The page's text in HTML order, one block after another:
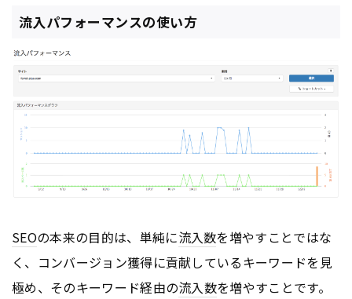
流入パフォーマンスの使い方
SEOの本来の目的は、単純に流入数を増やすことではな
く、コンバージョン獲得に貢献しているキーワードを見
極め、そのキーワード経由の流入数を増やすことです。